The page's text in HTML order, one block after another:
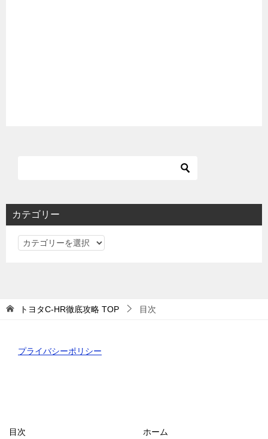
カテゴリー
カ
トヨタC-HR徹底攻略 TOP 目次
プライバシーポリシー
目次 ホーム